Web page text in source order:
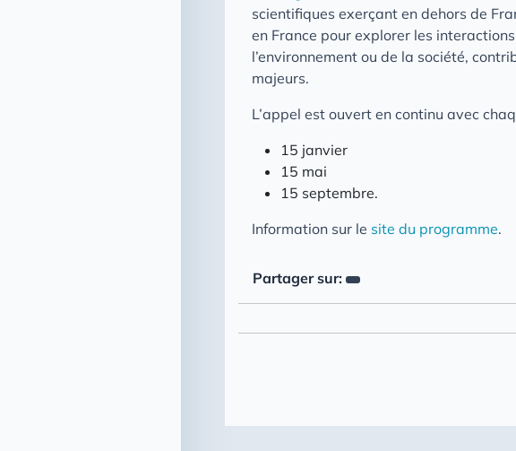
scientifiques exerçant en dehors de
en France pour explorer les
l’environnement ou de la société,
majeurs.
L’appel est ouvert en continu avec
15 janvier
15 mai
15 septembre.
Information sur le site du programme.
Partager sur: